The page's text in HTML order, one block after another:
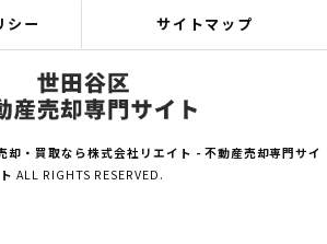
シー サイトマップ
却・買取なら株式会社リエイト - 不動産売却専門サイ
ト ALL RIGHTS RESERVED.